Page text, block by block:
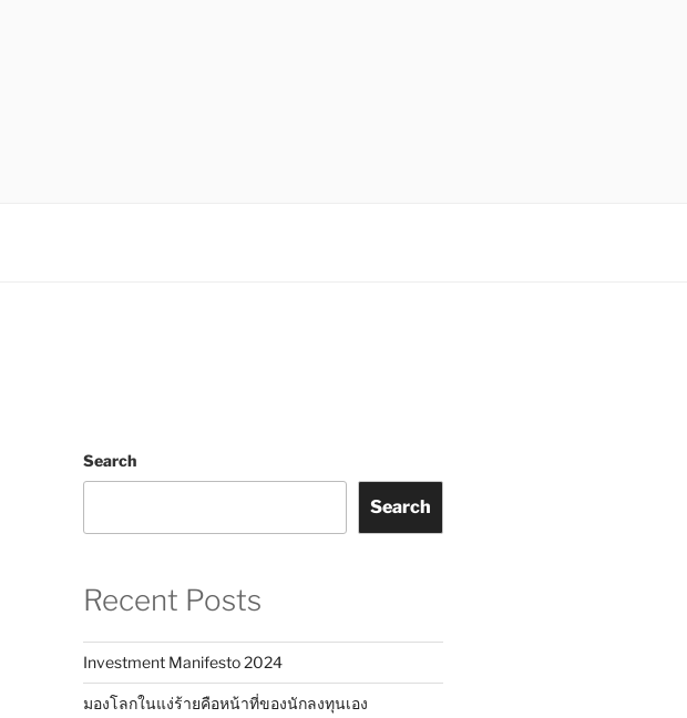
Search
Search
Recent Posts
Investment Manifesto 2024
มองโลกในแง่ร้ายคือหน้าที่ของนักลงทุนเอง